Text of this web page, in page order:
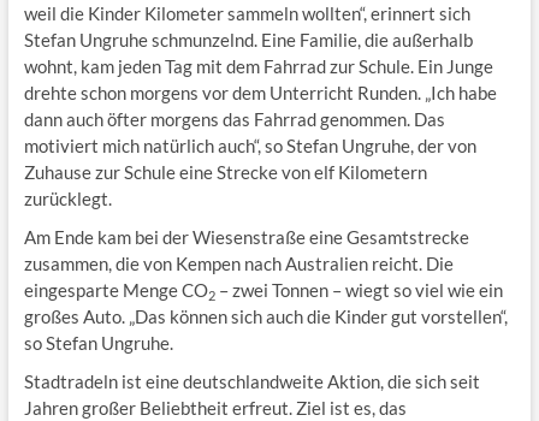
weil die Kinder Kilometer sammeln wollten“, erinnert sich
Stefan Ungruhe schmunzelnd. Eine Familie, die außerhalb
wohnt, kam jeden Tag mit dem Fahrrad zur Schule. Ein Junge
drehte schon morgens vor dem Unterricht Runden. „Ich habe
dann auch öfter morgens das Fahrrad genommen. Das
motiviert mich natürlich auch“, so Stefan Ungruhe, der von
Zuhause zur Schule eine Strecke von elf Kilometern
zurücklegt.
Am Ende kam bei der Wiesenstraße eine Gesamtstrecke
zusammen, die von Kempen nach Australien reicht. Die
eingesparte Menge CO2– zwei Tonnen – wiegt so viel wie ein
großes Auto. „Das können sich auch die Kinder gut vorstellen“,
so Stefan Ungruhe.
Stadtradeln ist eine deutschlandweite Aktion, die sich seit
Jahren großer Beliebtheit erfreut. Ziel ist es, das